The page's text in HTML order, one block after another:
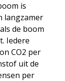
is
langzamer
de boom
Iedere
CO2 per
uit de
per